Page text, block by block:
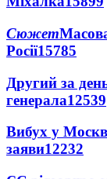
Сюжет
Росії15785
Другий за
генерала12539
Вибух у
заяви12232